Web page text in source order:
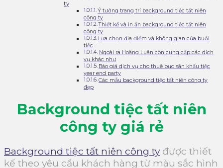
ty
Ý tưởng trang trí background tiệc tất niên
công ty
Thiết kế và in ấn background tiệc tất niên
công ty
Lựa chọn địa điểm và không gian của buổi
tiệc
Ngoài ra Hoàng Luân còn cung cấp các dịch
vụ khác như
Báo giá dịch vụ cho thuê bục sân khấu tiệc
year end party
Các mẫu background tiệc tất niên công ty
đẹp
Background tiệc tất niên
công ty giá rẻ
Background tiệc tất niên công tyđược thiết
kế theo yêu cầu khách hàng từ màu sắc hình